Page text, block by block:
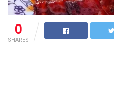
0
SHARES